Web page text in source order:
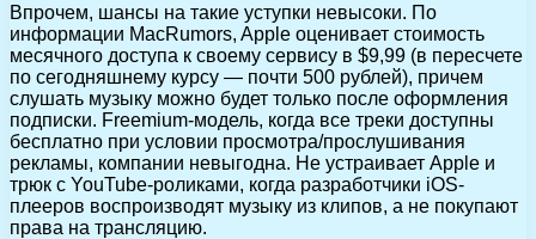
Впрочем, шансы на такие уступки невысоки. По
информации MacRumors, Apple оценивает стоимость
месячного доступа к своему сервису в $9,99 (в пересчете
по сегодняшнему курсу — почти 500 рублей), причем
слушать музыку можно будет только после оформления
подписки. Freemium-модель, когда все треки доступны
бесплатно при условии просмотра/прослушивания
рекламы, компании невыгодна. Не устраивает Apple и
трюк с YouTube-роликами, когда разработчики iOS-
плееров воспроизводят музыку из клипов, а не покупают
права на трансляцию.